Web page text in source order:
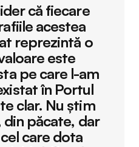
că fiecare
acestea
reprezintă o
este
pe care l-am
în Portul
clar. Nu știm
păcate, dar
care dota